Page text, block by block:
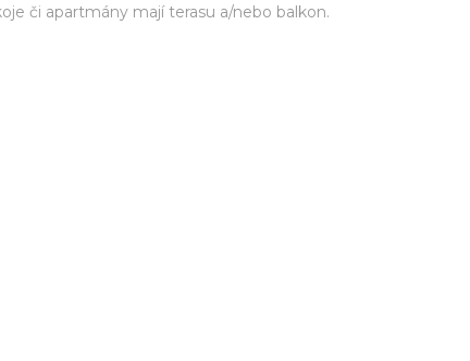
či apartmány mají terasu a/nebo balkon.